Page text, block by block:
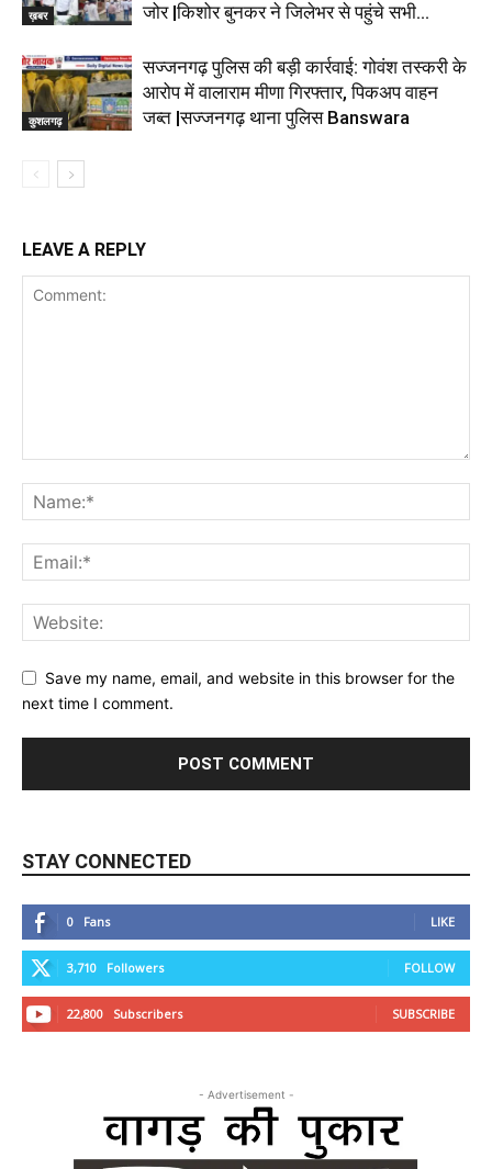
ख़बर
जोर |किशोर बुनकर ने जिलेभर से पहुंचे सभी...
कुशलगढ़
सज्जनगढ़ पुलिस की बड़ी कार्रवाई: गोवंश तस्करी के
आरोप में वालाराम मीणा गिरफ्तार, पिकअप वाहन
जब्त |सज्जनगढ़ थाना पुलिस Banswara
LEAVE A REPLY
Save my name, email, and website in this browser for the
next time I comment.
STAY CONNECTED
0 Fans LIKE
3,710 Followers FOLLOW
22,800 Subscribers SUBSCRIBE
- Advertisement -